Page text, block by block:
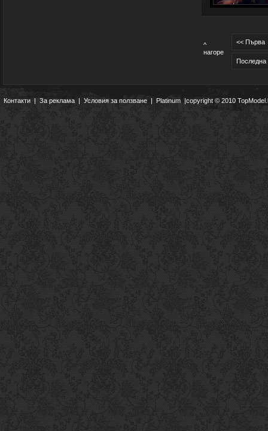
^
нагоре
<< Първа
Последна
Контакти|За реклама | Условия за ползване | Platinum |copyright © 2010